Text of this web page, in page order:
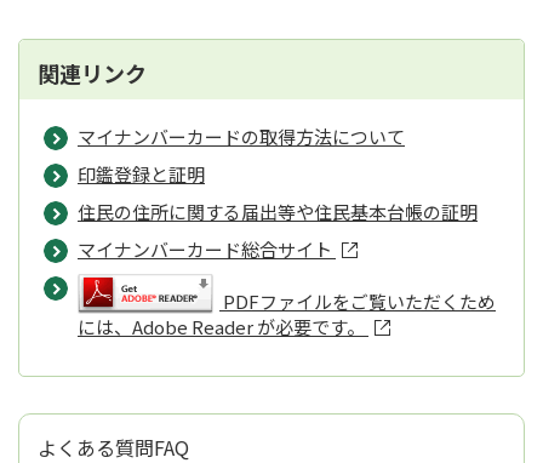
関連リンク
マイナンバーカードの取得方法について
印鑑登録と証明
住民の住所に関する届出等や住民基本台帳の証明
マイナンバーカード総合サイト
PDFファイルをご覧いただくため
には、Adobe Reader が必要です。
よくある質問FAQ